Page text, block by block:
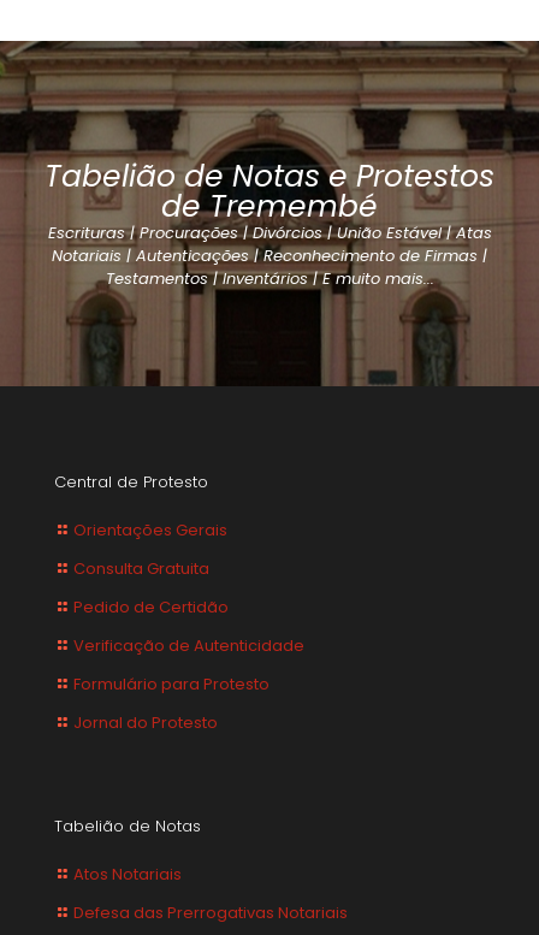
Tabelião de Notas e Protestos
de Tremembé
Escrituras | Procurações | Divórcios | União Estável | Atas
Notariais | Autenticações | Reconhecimento de Firmas |
Testamentos | Inventários | E muito mais...
Central de Protesto
Orientações Gerais
Consulta Gratuita
Pedido de Certidão
Verificação de Autenticidade
Formulário para Protesto
Jornal do Protesto
Tabelião de Notas
Atos Notariais
Defesa das Prerrogativas Notariais